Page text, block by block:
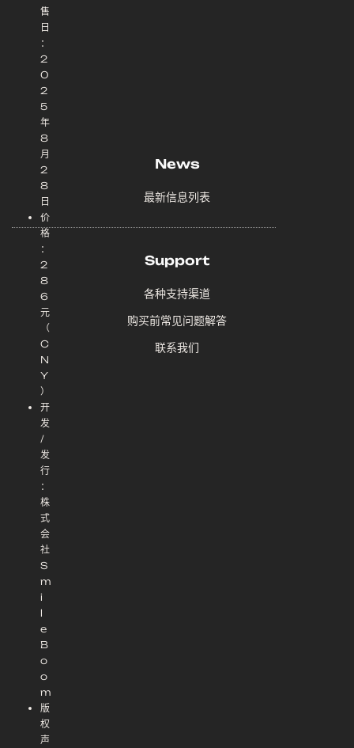
售
日
：
2
0
2
5
年
8
月
2
8
日
价
格
：
2
8
6
元
（
C
N
Y
）
开
发
/
发
行
：
株
式
会
社
S
m
i
l
e
B
o
o
m
版
权
声
News
最新信息列表
Support
各种支持渠道
购买前常见问题解答
联系我们